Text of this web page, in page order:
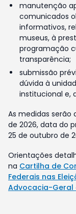
manutenção
comunicados
informativos,
museus, à
programação
transparência;
submissão
dúvida à
institucional e,
As medidas serão
de 2026, data do
25 de outubro de
Orientações
na Cartilha de
Federais nas
Advocacia-Geral